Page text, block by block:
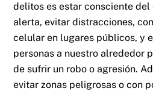
delitos es estar consciente del
alerta, evitar distracciones,
celular en lugares públicos, y
personas a nuestro alrededor
de sufrir un robo o agresión.
evitar zonas peligrosas o con